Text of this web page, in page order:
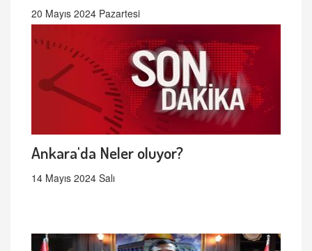
20 Mayıs 2024 Pazartesi
Ankara'da Neler oluyor?
14 Mayıs 2024 Salı